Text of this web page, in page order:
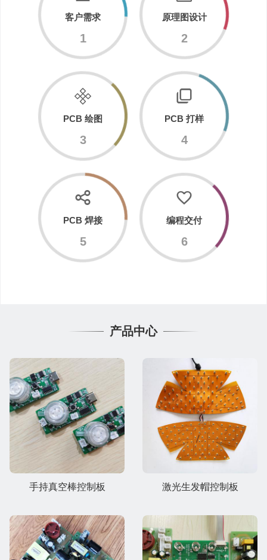
1
客户需求
2
原理图设计
3
PCB 绘图
4
PCB 打样
5
PCB 焊接
6
编程交付
产品中心
手持真空棒控制板 激光生发帽控制板